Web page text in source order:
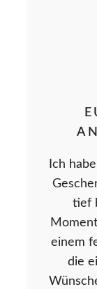
Ich
tief
einem
die